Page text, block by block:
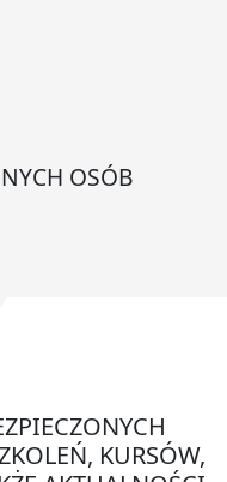
OSÓB
KURSÓW,